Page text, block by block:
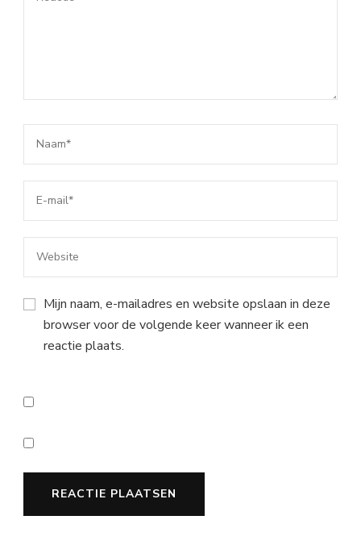
Mijn naam, e-mailadres en website opslaan in deze
browser voor de volgende keer wanneer ik een
reactie plaats.